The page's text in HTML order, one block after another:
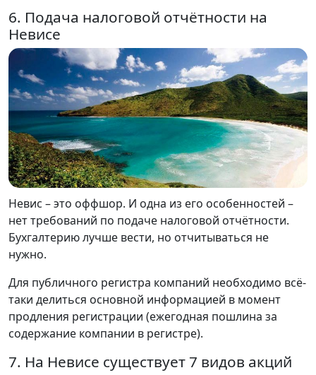
6. Подача налоговой отчётности на
Невисе
Невис – это оффшор. И одна из его особенностей –
нет требований по подаче налоговой отчётности.
Бухгалтерию лучше вести, но отчитываться не
нужно.
Для публичного регистра компаний необходимо всё-
таки делиться основной информацией в момент
продления регистрации (ежегодная пошлина за
содержание компании в регистре).
7. На Невисе существует 7 видов акций